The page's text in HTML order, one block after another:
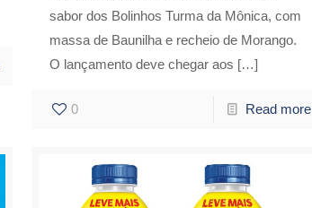
sabor dos Bolinhos Turma da Mônica, com
massa de Baunilha e recheio de Morango.
O lançamento deve chegar aos […]
0 Read more